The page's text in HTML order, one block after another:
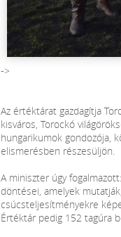
->
Az értéktárat gazdagítja
kisváros, Torockó
hungarikumok gondozója,
elismerésben részesüljön.
A miniszter úgy
döntései, amelyek
csúcsteljesítményekre
Értéktár pedig 152 tagúra